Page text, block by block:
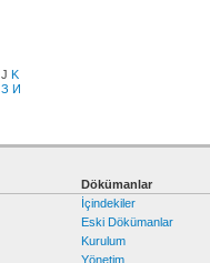
J K
З И
Dökümanlar
İçindekiler
Eski Dökümanlar
Kurulum
Yönetim